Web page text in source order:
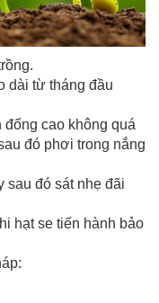
dài từ tháng đầu
cao không quá
đó phơi trong nắng
sau đó sát nhẹ đãi
hạt se tiến hành bảo